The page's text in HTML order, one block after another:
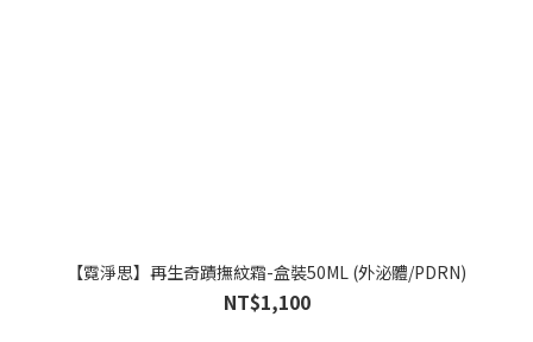
【霓淨思】再生奇蹟撫紋霜-盒裝50ML (外泌體/PDRN)
NT$1,100